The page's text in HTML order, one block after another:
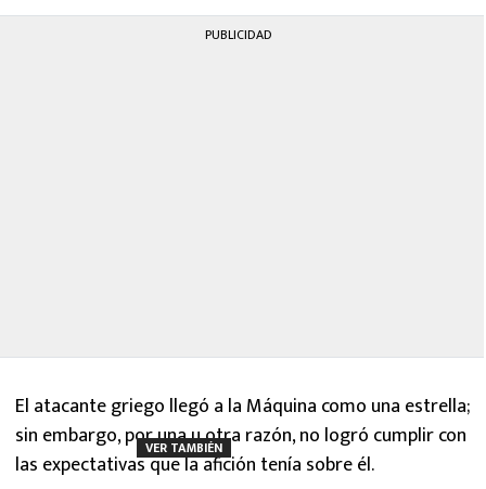
PUBLICIDAD
El atacante griego llegó a la Máquina como una estrella;
sin embargo, por una u otra razón, no logró cumplir con
las expectativas que la afición tenía sobre él.
VER TAMBIÉN